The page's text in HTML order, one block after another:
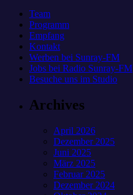
Team
Programm
Empfang
Kontakt
Werben bei Sunray-FM
Jobs bei Radio Sunray-FM
Besuche uns im Studio
Archives
April 2026
Dezember 2025
Juni 2025
März 2025
Februar 2025
Dezember 2024